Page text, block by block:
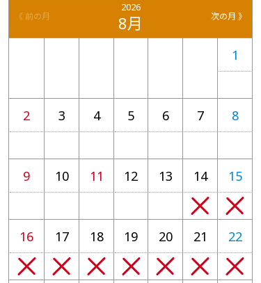
《 前の月 次の月 》
2026
8月
1
2 3 4 5 6 7 8
9 10 11 12 13 14 15
16 17 18 19 20 21 22